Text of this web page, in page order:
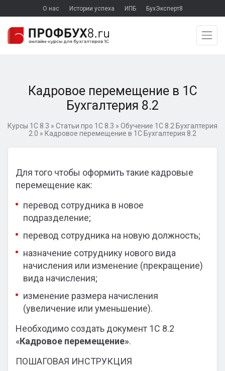
О нас Истории успеха ИПБ БухЭксперт8
Кадровое перемещение в 1С
Бухгалтерия 8.2
Курсы 1С 8.3 » Статьи про 1С 8.3 » Обучение 1С 8.2 Бухгалтерия
2.0 » Кадровое перемещение в 1С Бухгалтерия 8.2
Для того чтобы оформить такие кадровые
перемещение как:
перевод сотрудника в новое
подразделение;
перевод сотрудника на новую должность;
назначение сотруднику нового вида
начисления или изменение (прекращение)
вида начисления;
изменение размера начисления
(увеличение или уменьшение).
Необходимо создать документ 1С 8.2
«Кадровое перемещение».
ПОШАГОВАЯ ИНСТРУКЦИЯ